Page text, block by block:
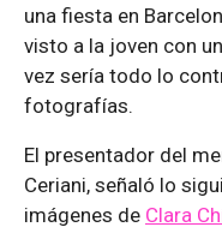
una fiesta en
visto a la joven con
vez sería todo lo
fotografías.
El presentador del
Ceriani, señaló lo
imágenes de Clara